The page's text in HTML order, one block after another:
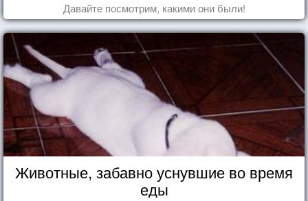
Давайте посмотрим, какими они были!
Животные, забавно уснувшие во время
еды